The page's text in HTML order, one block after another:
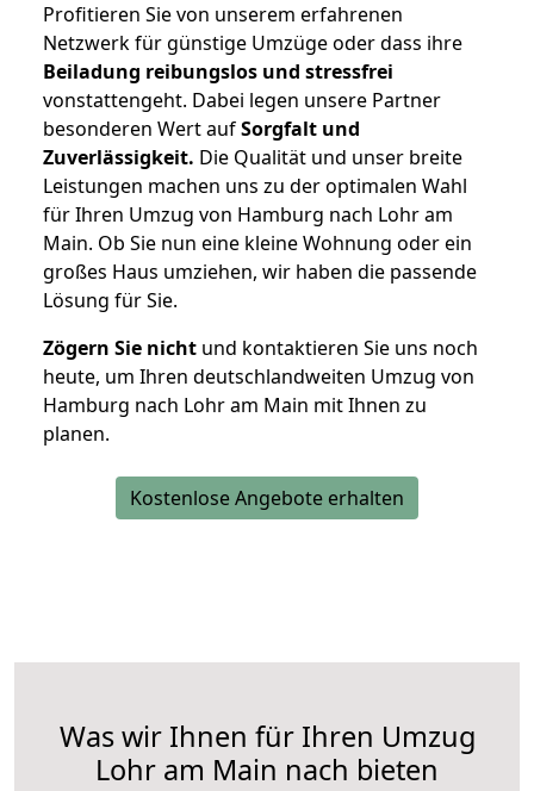
Profitieren Sie von unserem erfahrenen
Netzwerk für günstige Umzüge oder dass ihre
Beiladung reibungslos und stressfrei
vonstattengeht. Dabei legen unsere Partner
besonderen Wert aufSorgfalt und
Zuverlässigkeit. Die Qualität und unser breite
Leistungen machen uns zu der optimalen Wahl
für Ihren Umzug von Hamburg nach Lohr am
Main. Ob Sie nun eine kleine Wohnung oder ein
großes Haus umziehen, wir haben die passende
Lösung für Sie.
Zögern Sie nicht und kontaktieren Sie uns noch
heute, um Ihren deutschlandweiten Umzug von
Hamburg nach Lohr am Main mit Ihnen zu
planen.
Kostenlose Angebote erhalten
Was wir Ihnen für Ihren Umzug
Lohr am Main nach bieten